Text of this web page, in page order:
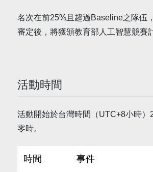
名次在前25%且超過Baseline之隊伍
審定後，將獲頒教育部人工智慧競賽
活動時間
活動開始於台灣時間（UTC+8小時）
零時。
時間 事件